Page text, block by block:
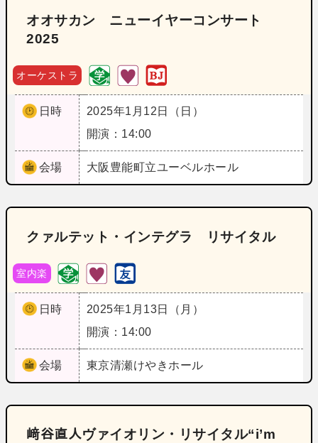
オオサカン ニューイヤーコンサート
2025
オーケストラ
日時
2025年1月12日（日）
開演：14:00
会場 大阪 豊能町立ユーベルホール
クァルテット・インテグラ リサイタル
室内楽
日時
2025年1月13日（月）
開演：14:00
会場 東京清瀬けやきホール
﨑谷直人ヴァイオリン・リサイタル“i’m